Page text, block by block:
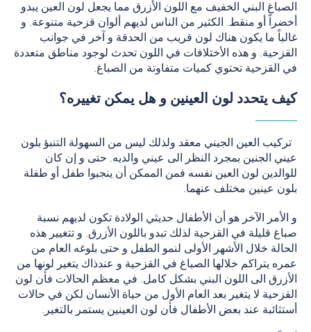
الصباغ البني الخفيف مع اللون الأزرق مما يجعل لون العين يبدو
أخضراً أو منقط. الكثير من الناس لديهم ألوان قزحية متنوعة. و
غالباً ما يكون هناك لون قريب من الحدقة و آخر في جوانب
القزحية. و هذه الأختلافات في اللون تحدث لوجود مناطق متعددة
في القزحية تحتوي كميات متفاوتة من الصباغ.
كيف يتحدد لون العينين و هل يمكن تغييره؟
تركيب العين الجيني معقد ولذلك ليس من السهولة التنبؤ بلون
عيني الجنين بمجرد النظر الى عيني والديه. حتى و إن كان
للوالدين لون العين نفسه فمن الممكن أن ينجبوا طفل أو طفلة
بلون عينين مختلف عنهما.
و الأمر الآخر هو أن الأطفال حديثي الولادة تكون لديهم نسبة
صباغ قليلة في القزحية لذلك تبدو باللون الأزرق. و تتغيير هذه
الحالة خلال الأشهر الأولى لنمو الطفل و حتى بلوغه العام من
عمره يتراكم خلالها الصباغ في القزحية و عندذاك يتغير لونها من
الأزرق الى اللون البني بشكل كامل. في معظم الحالات فأن لون
القزحية لا يتغير بعد العام الأول من حياة الأنسان لكن في حالات
أستثائبة عند بعض الأطفال فأن لون العينين يستمر بالتغير.